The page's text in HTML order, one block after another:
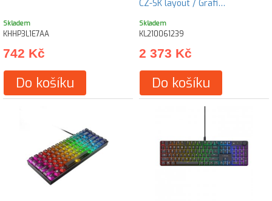
Skladem
KHHP3L1E7AA
742 Kč
Do košíku
CZ-SK layout / Grafi…
Skladem
KL210061239
2 373 Kč
Do košíku